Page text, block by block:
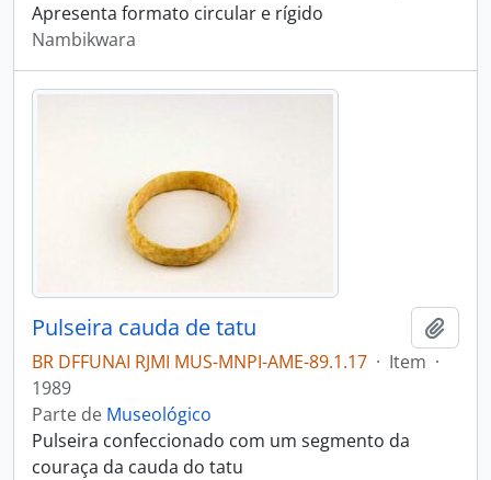
Apresenta formato circular e rígido
Nambikwara
Pulseira cauda de tatu
BR DFFUNAI RJMI MUS-MNPI-AME-89.1.17 · Item ·
1989
Parte de Museológico
Pulseira confeccionado com um segmento da
couraça da cauda do tatu